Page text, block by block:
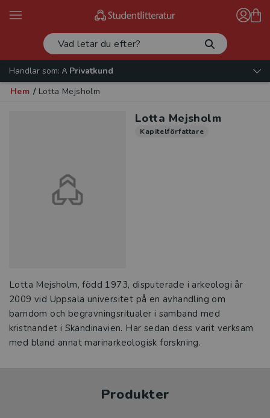
Handlar som:
Privatkund
Hem / Lotta Mejsholm
Lotta Mejsholm
Kapitelförfattare
Lotta Mejsholm, född 1973, disputerade i arkeologi år
2009 vid Uppsala universitet på en avhandling om
barndom och begravningsritualer i samband med
kristnandet i Skandinavien. Har sedan dess varit verksam
med bland annat marinarkeologisk forskning.
Produkter